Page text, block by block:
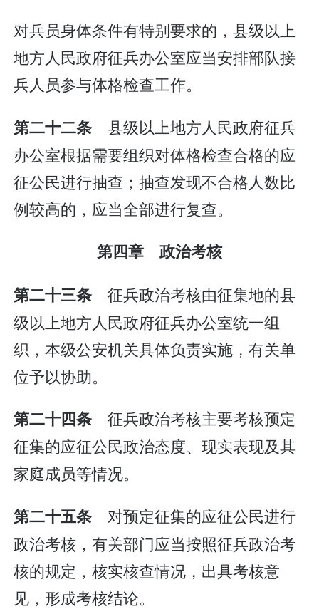
对兵员身体条件有特别要求的，县级以上
地方人民政府征兵办公室应当安排部队接
兵人员参与体格检查工作。
第二十二条 县级以上地方人民政府征兵
办公室根据需要组织对体格检查合格的应
征公民进行抽查；抽查发现不合格人数比
例较高的，应当全部进行复查。
第四章 政治考核
第二十三条 征兵政治考核由征集地的县
级以上地方人民政府征兵办公室统一组
织，本级公安机关具体负责实施，有关单
位予以协助。
第二十四条 征兵政治考核主要考核预定
征集的应征公民政治态度、现实表现及其
家庭成员等情况。
第二十五条 对预定征集的应征公民进行
政治考核，有关部门应当按照征兵政治考
核的规定，核实核查情况，出具考核意
见，形成考核结论。